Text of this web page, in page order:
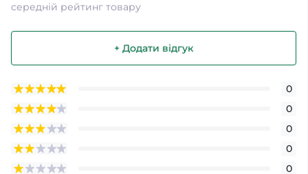
середній рейтинг товару
+ Додати відгук
0
0
0
0
0